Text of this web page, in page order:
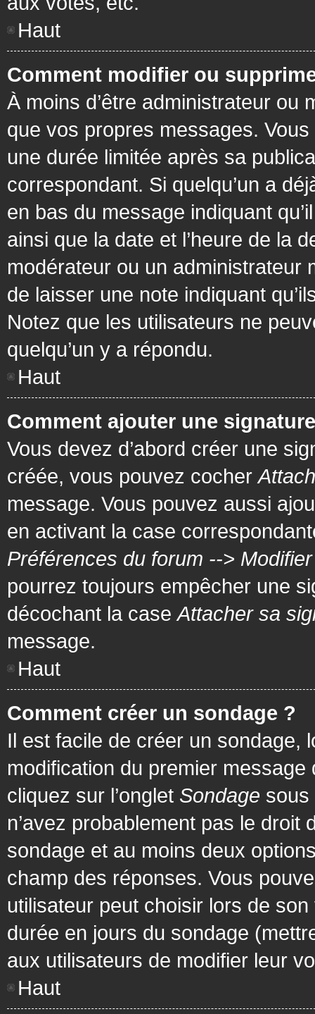
Haut
Comment modifier ou
À moins d’être administrateur ou
que vos propres messages.
une durée limitée après sa
correspondant. Si quelqu’un a
en bas du message indiquant
ainsi que la date et l’heure de la
modérateur ou un administrateur
de laisser une note indiquant
Notez que les utilisateurs ne
quelqu’un y a répondu.
Haut
Comment ajouter une
Vous devez d’abord créer une
créée, vous pouvez cocher
message. Vous pouvez aussi
en activant la case
Préférences du forum -->
pourrez toujours empêcher une
décochant la caseAttacher sa
message.
Haut
Comment créer un sondage ?
Il est facile de créer un sondage,
modification du premier
cliquez sur l’onglet Sondage sous
n’avez probablement pas le
sondage et au moins deux
champ des réponses. Vous
utilisateur peut choisir lors de
durée en jours du sondage
aux utilisateurs de modifier leur
Haut